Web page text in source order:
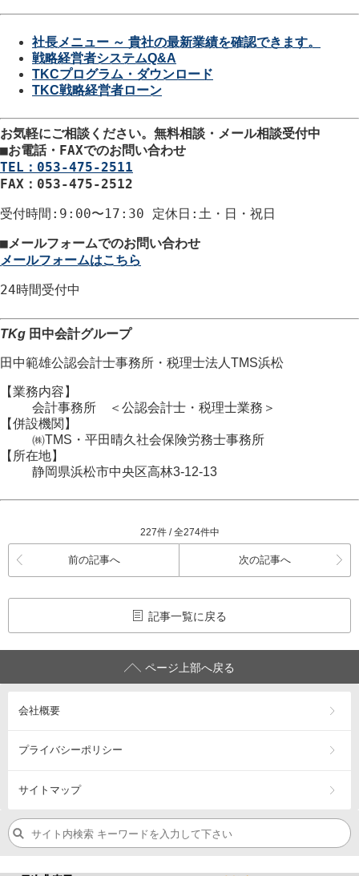
社長メニュー ～ 貴社の最新業績を確認できます。
戦略経営者システムQ&A
TKCプログラム・ダウンロード
TKC戦略経営者ローン
お気軽にご相談ください。 無料相談・メール相談受付中
■お電話・FAXでのお問い合わせ
TEL：053-475-2511
FAX：053-475-2512
受付時間 :9:00〜17:30 定休日 :土・日・祝日
■メールフォームでのお問い合わせ
メールフォームはこちら
24時間受付中
TKg 田中会計グループ
田中範雄公認会計士事務所 ・ 税理士法人TMS浜松
【業務内容】
会計事務所 ＜公認会計士・税理士業務＞
【併設機関】
㈱TMS・平田晴久社会保険労務士事務所
【所在地】
静岡県浜松市中央区高林3-12-13
227件 / 全274件中
前の記事へ 次の記事へ
記事一覧に戻る
ページ上部へ戻る
会社概要
プライバシーポリシー
サイトマップ